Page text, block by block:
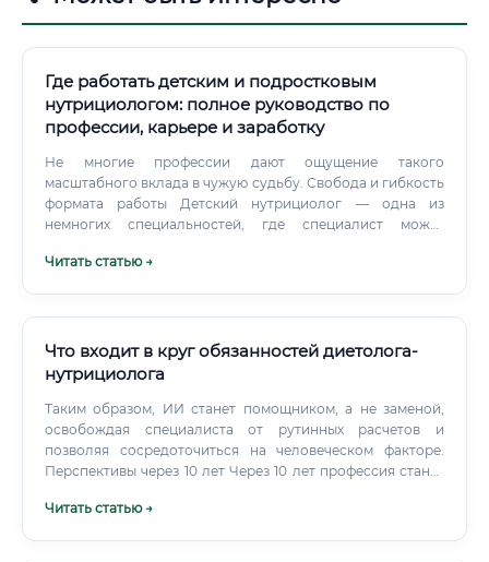
Где работать детским и подростковым
нутрициологом: полное руководство по
профессии, карьере и заработку
Не многие профессии дают ощущение такого
масштабного вклада в чужую судьбу. Свобода и гибкость
формата работы Детский нутрициолог — одна из
немногих специальностей, где специалист может
практикой, онлайн-консультированием, преподаванием,
Читать статью →
Что входит в круг обязанностей диетолога-
нутрициолога
Таким образом, ИИ станет помощником, а не заменой,
освобождая специалиста от рутинных расчетов и
позволяя сосредоточиться на человеческом факторе.
Перспективы через 10 лет Через 10 лет профессия станет
векторы развития: Нутригенетика и нутригеномика:
Читать статью →